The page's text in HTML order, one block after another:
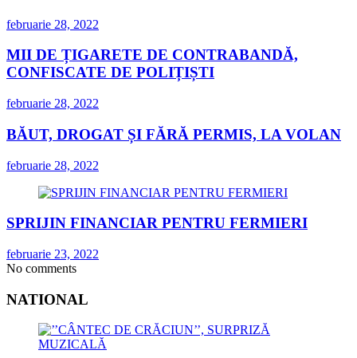
februarie 28, 2022
MII DE ȚIGARETE DE CONTRABANDĂ,
CONFISCATE DE POLIȚIȘTI
februarie 28, 2022
BĂUT, DROGAT ȘI FĂRĂ PERMIS, LA VOLAN
februarie 28, 2022
SPRIJIN FINANCIAR PENTRU FERMIERI
februarie 23, 2022
No comments
NATIONAL